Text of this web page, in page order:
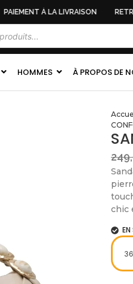
PAIEMENT À LA LIVRAISON
HOMMES À PROPOS DE
chic
36